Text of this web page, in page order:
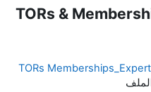
TORs &
TORs